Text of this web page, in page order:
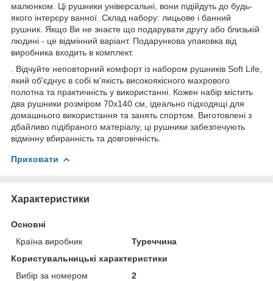
малюнком. Ці рушники універсальні, вони підійдуть до будь-
якого інтерєру ванної. Склад набору: лицьове і банний
рушник. Якщо Ви не знаєте що подарувати другу або близькій
людині - це відмінний варіант. Подарункова упаковка від
виробника входить в комплект.
. Відчуйте неповторний комфорт із набором рушників Soft Life,
який об'єднує в собі м'якість високоякісного махрового
полотна та практичність у використанні. Кожен набір містить
два рушники розміром 70х140 см, ідеально підходящі для
домашнього використання та занять спортом. Виготовлені з
дбайливо підібраного матеріалу, ці рушники забезпечують
відмінну вбиранність та довговічність.
Приховати
Характеристики
Основні
Країна виробник
Туреччина
Користувальницькі характеристики
Вибір за номером
2